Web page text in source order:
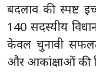
बदलाव की स्पष्ट
140 सदस्यीय
केवल चुनावी
और आकांक्षाओं की